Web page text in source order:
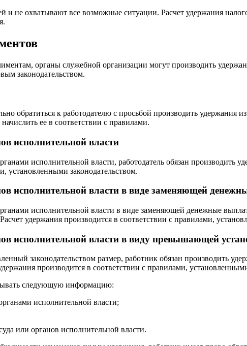
не охватывают все возможные ситуации. Расчет удержания
органы служебной организации могут производить
законодательством.
обратиться к работодателю с просьбой производить удержания
ее в соответствии с правилами.
исполнительной власти
исполнительной власти, работодатель обязан производить
установленными законодательством.
исполнительной власти в виде заменяющей
исполнительной власти в виде заменяющей денежные
удержания производится в соответствии с правилами,
исполнительной власти в виду превышающей
законодательством размер, работник обязан производить
производится в соответствии с правилами,
следующую информацию:
исполнительной власти;
или органов исполнительной власти.